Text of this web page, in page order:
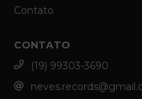
Contato
CONTATO
(19) 99303-3690